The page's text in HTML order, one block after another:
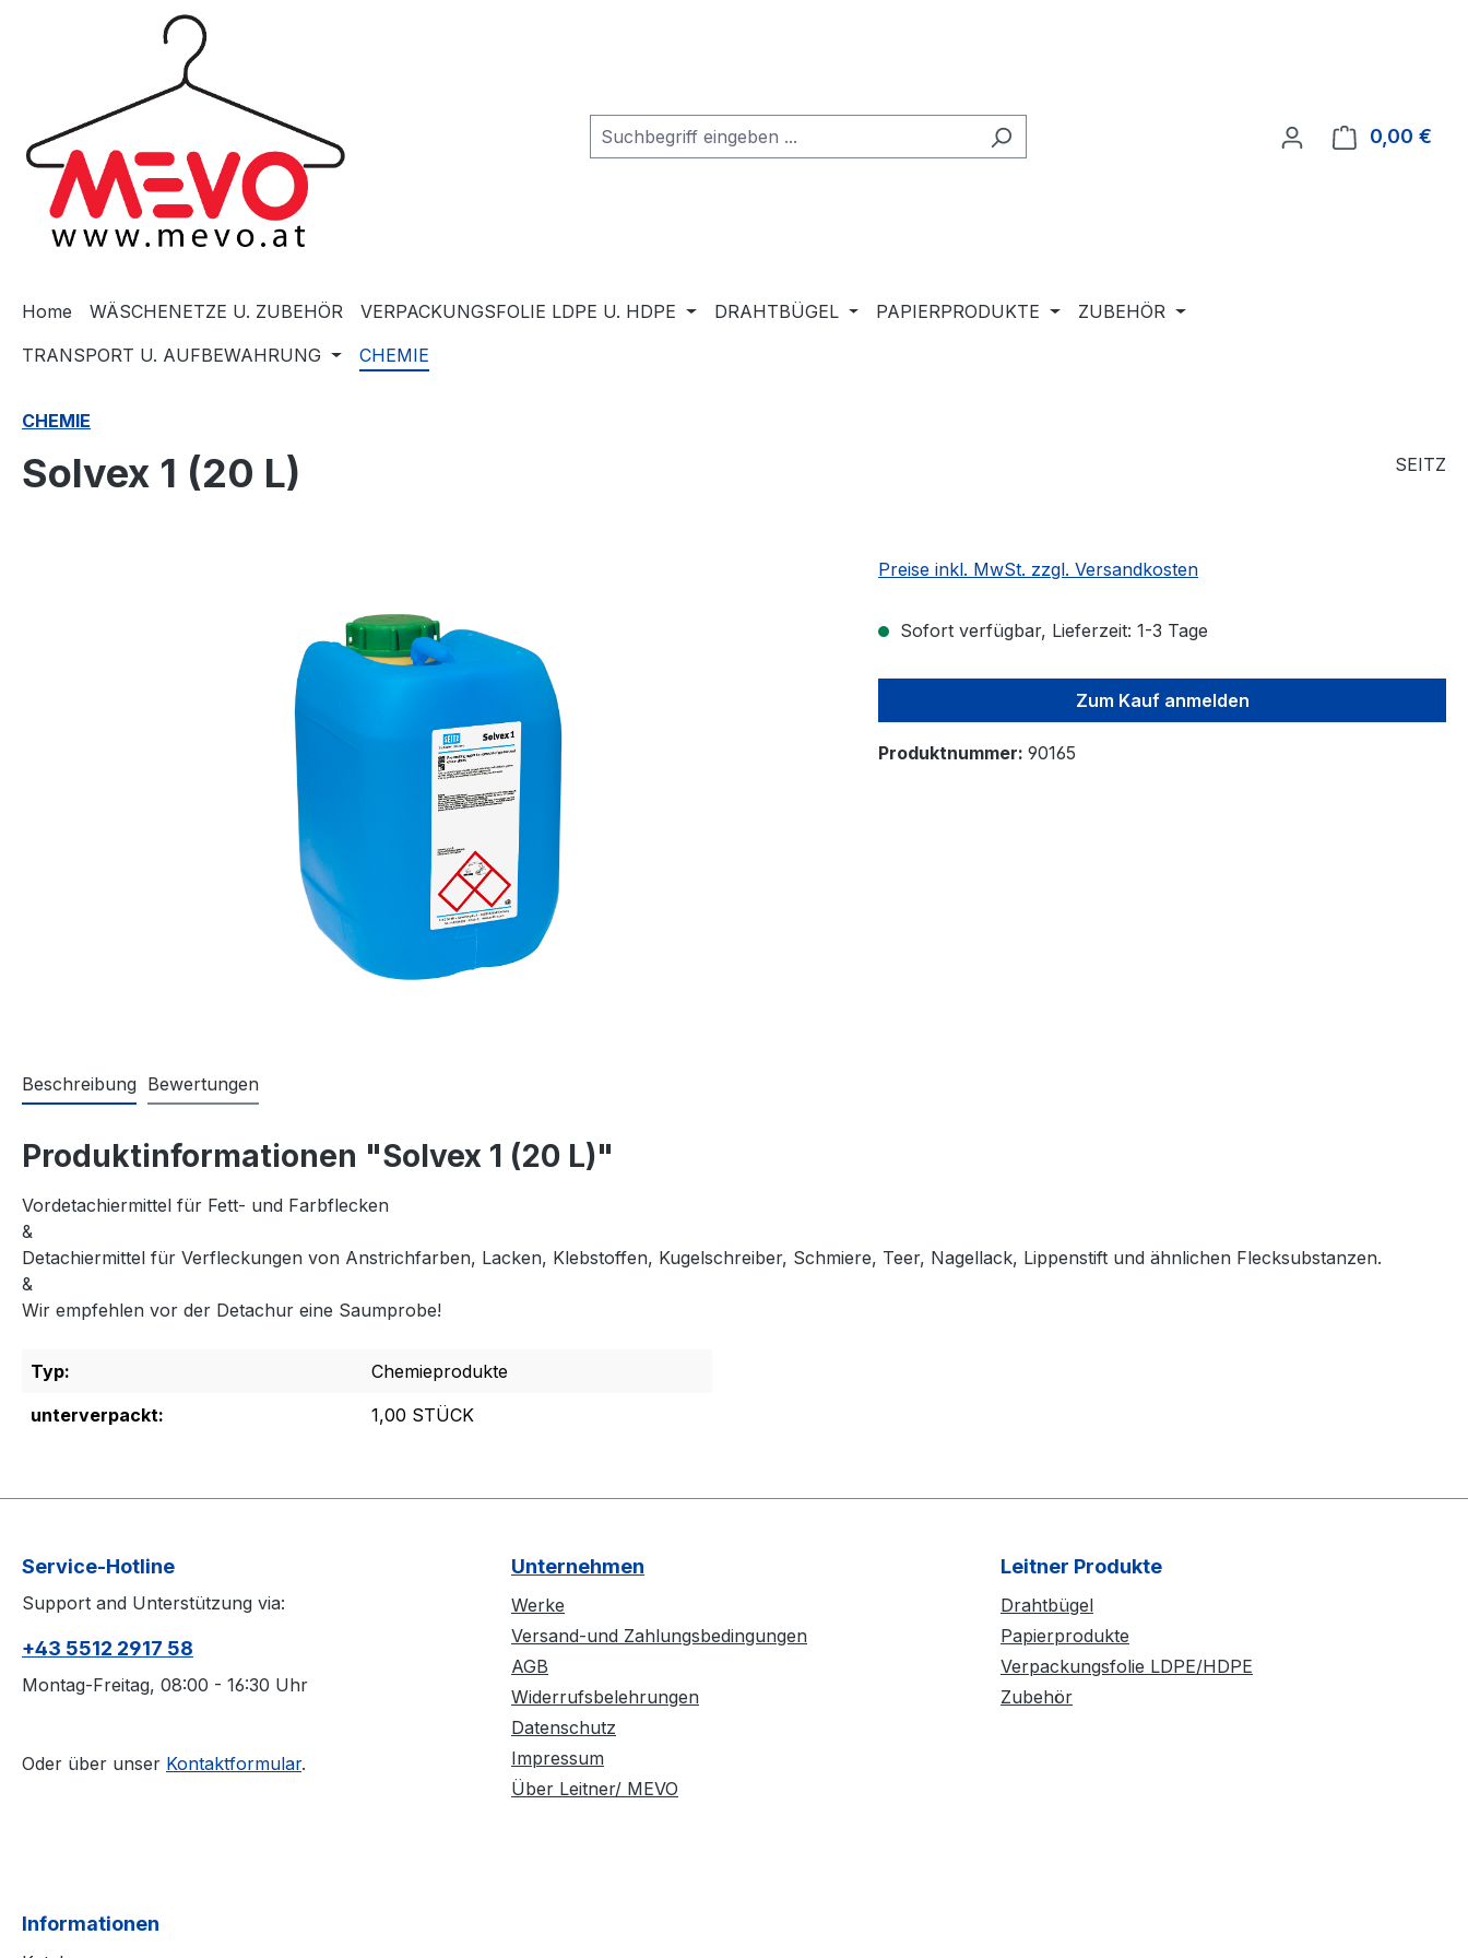
Zur Hauptnavigation springen
0,00 €
Home WÄSCHENETZE U. ZUBEHÖR VERPACKUNGSFOLIE LDPE U. HDPE DRAHTBÜGEL PAPIERPRODUKTE
ZUBEHÖR
TRANSPORT U. AUFBEWAHRUNG
CHEMIE
CHEMIE
Solvex 1 (20 L) SEITZ
Preise inkl. MwSt. zzgl. Versandkosten
Sofort verfügbar, Lieferzeit: 1-3 Tage
Zum Kauf anmelden
Produktnummer: 90165
Beschreibung Bewertungen
Produktinformationen "Solvex 1 (20 L)"
Vordetachiermittel für Fett- und Farbflecken
&
Detachiermittel für Verfleckungen von Anstrichfarben, Lacken, Klebstoffen, Kugelschreiber, Schmiere, Teer, Nagellack, Lippenstift und ähnlichen Flecksubstanzen.
&
Wir empfehlen vor der Detachur eine Saumprobe!
Typ:
Chemieprodukte
unterverpackt:
1,00 STÜCK
Service-Hotline
Support and Unterstützung via:
+43 5512 2917 58
Montag-Freitag, 08:00 - 16:30 Uhr
Oder über unser Kontaktformular.
Unternehmen
Werke
Versand-und Zahlungsbedingungen
AGB
Widerrufsbelehrungen
Datenschutz
Impressum
Über Leitner/ MEVO
Leitner Produkte
Drahtbügel
Papierprodukte
Verpackungsfolie LDPE/HDPE
Zubehör
Informationen